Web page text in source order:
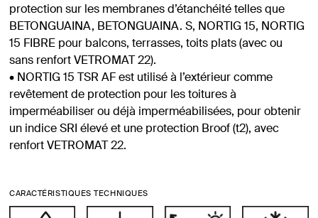
protection sur les membranes d’étanchéité telles que
BETONGUAINA, BETONGUAINA. S, NORTIG 15, NORTIG
15 FIBRE pour balcons, terrasses, toits plats (avec ou
sans renfort VETROMAT 22).
• NORTIG 15 TSR AF est utilisé à l’extérieur comme
revêtement de protection pour les toitures à
imperméabiliser ou déjà imperméabilisées, pour obtenir
un indice SRI élevé et une protection Broof (t2), avec
renfort VETROMAT 22.
CARACTÉRISTIQUES TECHNIQUES